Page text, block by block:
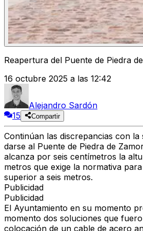
Reapertura del Puente de Piedra
16 octubre 2025 a las 12:42
Alejandro Sardón
15
Compartir
Continúan las discrepancias con la
darse al Puente de Piedra de
alcanza por seis centímetros la
metros que exige la normativa
superior a seis metros.
Publicidad
Publicidad
El Ayuntamiento en su momento
momento dos soluciones que
colocación de un cable de acero